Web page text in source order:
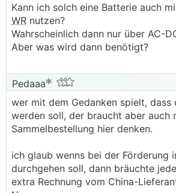
Kann ich solch eine Batterie auch
WR nutzen?
Wahrscheinlich dann nur über AC-
Aber was wird dann benötigt?
Pedaaa
wer mit dem Gedanken spielt,
werden soll, der braucht aber auch
Sammelbestellung hier denken.
ich glaub wenns bei der Förderung
durchgehen soll, dann bräuchte
extra Rechnung vom China-